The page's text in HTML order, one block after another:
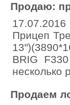
Продаю:
17.07.2016
Прицеп
BRIG
несколько
Продаем